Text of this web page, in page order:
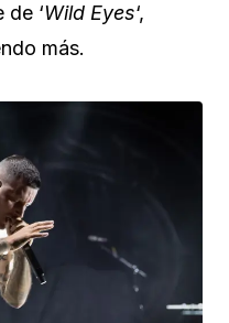
‘Wild Eyes‘,
más.